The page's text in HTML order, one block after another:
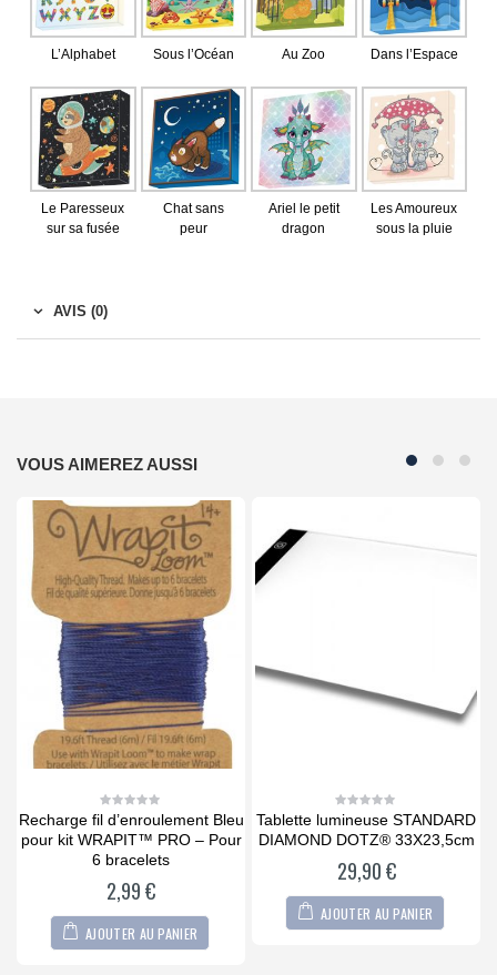
L’Alphabet Sous l’Océan Au Zoo Dans l’Espace
Le Paresseux
sur sa fusée
Chat sans
peur
Ariel le petit
dragon
Les Amoureux
sous la pluie
AVIS (0)
VOUS AIMEREZ AUSSI
0
of
5
Recharge fil d’enroulement Bleu
pour kit WRAPIT™ PRO – Pour
6 bracelets
2,99€
AJOUTER AU PANIER
0
of
Tablette lumineuse STANDARD
DIAMOND DOTZ® 33X23,5cm
29,90€
AJOUTER AU PANIER